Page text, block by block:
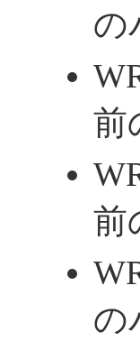
の
前
前
の